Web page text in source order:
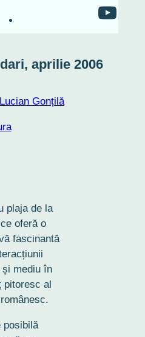
RO-mondo's
aprilie 2006
Gonțilă
plaja de la
ce oferă o
fascinantă
mediu în
pitoresc al
posibilă